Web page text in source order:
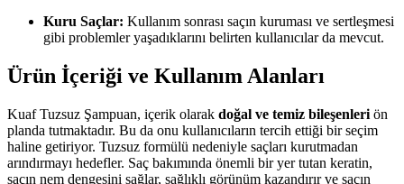
Kuru Saçlar: Kullanım sonrası saçın kuruması ve sertleşmesi
gibi problemler yaşadıklarını belirten kullanıcılar da mevcut.
Ürün İçeriği ve Kullanım Alanları
Kuaf Tuzsuz Şampuan, içerik olarak doğal ve temiz bileşenleri ön
planda tutmaktadır. Bu da onu kullanıcıların tercih ettiği bir seçim
haline getiriyor. Tuzsuz formülü nedeniyle saçları kurutmadan
arındırmayı hedefler. Saç bakımında önemli bir yer tutan keratin,
saçın nem dengesini sağlar, sağlıklı görünüm kazandırır ve saçın